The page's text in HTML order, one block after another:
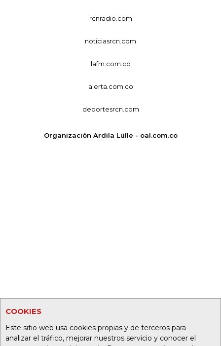
COOKIES
Este sitio web usa cookies propias y de terceros para
analizar el tráfico, mejorar nuestros servicio y conocer el
rcnradio.com
noticiasrcn.com
lafm.com.co
alerta.com.co
deportesrcn.com
Organización Ardila Lülle - oal.com.co